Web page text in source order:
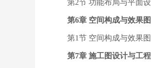
第2节 功能布局与平面
第6章 空间构成与效果
第1节 空间构成与效果
第7章 施工图设计与工